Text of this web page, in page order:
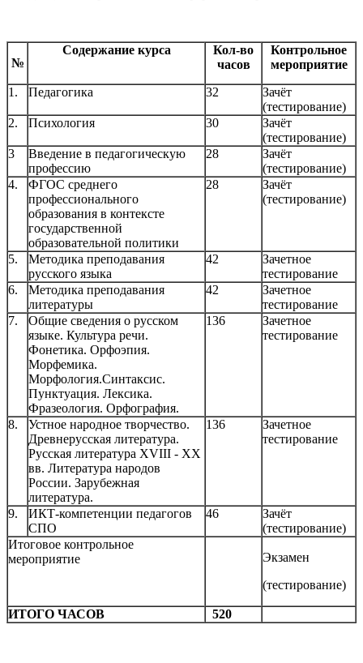
№
Содержание курса
Кол-во
часов
Контрольное
мероприятие
1.
Педагогика 32
Зачёт
(тестирование)
2.
Психология 30
Зачёт
(тестирование)
3
Введение в педагогическую
профессию
28
Зачёт
(тестирование)
4.
ФГОС среднего
профессионального
образования в контексте
государственной
образовательной политики
28
Зачёт
(тестирование)
5.
Методика преподавания
русского языка
42
Зачетное
тестирование
6.
Методика преподавания
литературы
42
Зачетное
тестирование
7.
Общие сведения о русском
языке. Культура речи.
Фонетика. Орфоэпия.
Морфемика.
Морфология.Синтаксис.
Пунктуация. Лексика.
Фразеология. Орфография.
136
Зачетное
тестирование
8.
Устное народное творчество.
Древнерусская литература.
Русская литература XVIII - XX
вв. Литература народов
России. Зарубежная
литература.
136
Зачетное
тестирование
9.
ИКТ-компетенции педагогов
СПО
46
Зачёт
(тестирование)
Итоговое контрольное
мероприятие
Экзамен
(тестирование)
ИТОГО ЧАСОВ 520